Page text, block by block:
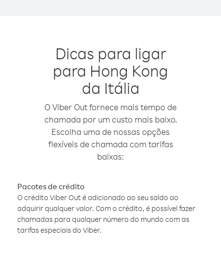
Dicas para ligar
para Hong Kong
da Itália
O Viber Out fornece mais tempo de
chamada por um custo mais baixo.
Escolha uma de nossas opções
flexíveis de chamada com tarifas
baixas:
Pacotes de crédito
O crédito Viber Out é adicionado ao seu saldo ao
adquirir qualquer valor. Com o crédito, é possível fazer
chamadas para qualquer número do mundo com as
tarifas especiais do Viber.